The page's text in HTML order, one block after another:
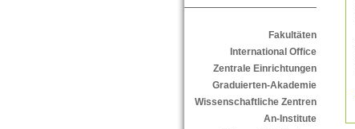
Fakultäten
International Office
Zentrale Einrichtungen
Graduierten-Akademie
Wissenschaftliche Zentren
An-Institute